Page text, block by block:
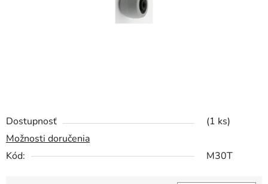
Dostupnosť
(1 ks)
Možnosti doručenia
Kód:
M30T